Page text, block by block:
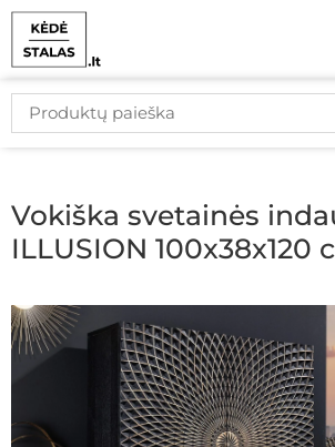
Vokiška svetainės
ILLUSION 100x38x120